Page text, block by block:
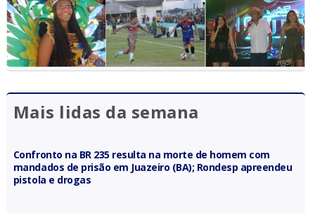
Mais lidas da semana
Confronto na BR 235 resulta na morte de homem com
mandados de prisão em Juazeiro (BA); Rondesp apreendeu
pistola e drogas